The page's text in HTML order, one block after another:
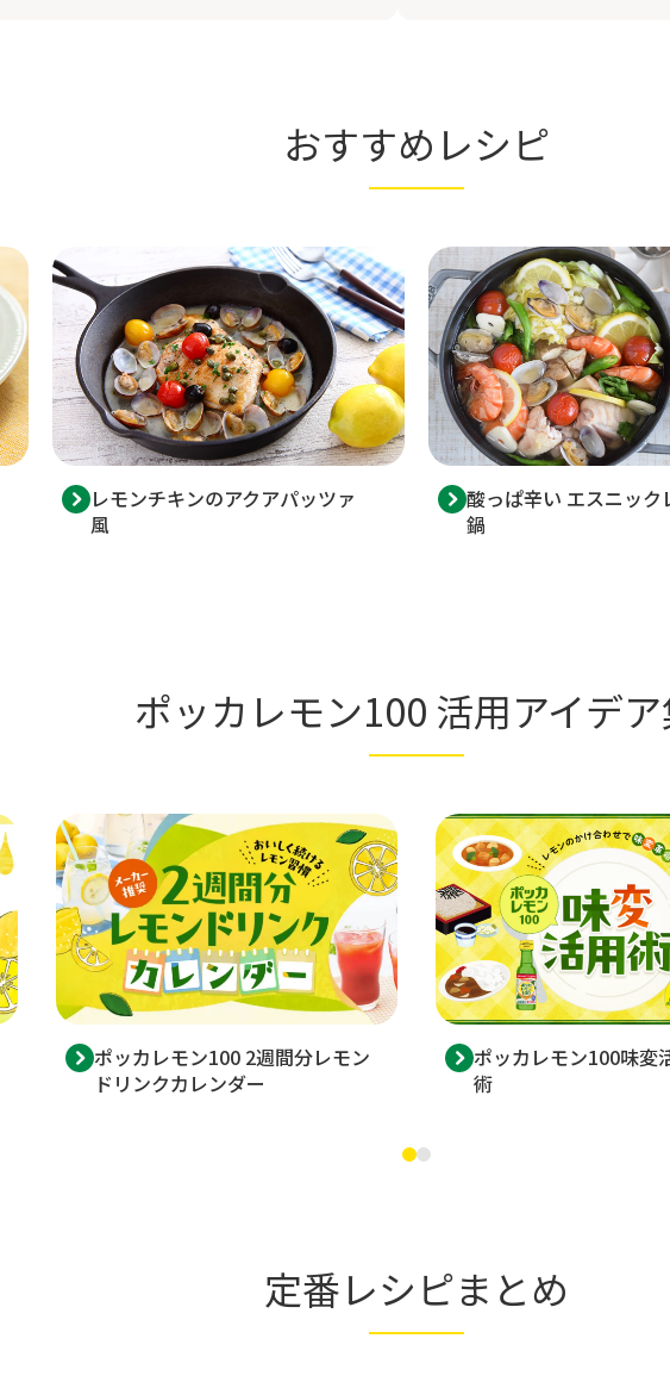
おすすめレシピ
レモンチキンのアクアパッツァ
風
酸っぱ辛い エスニック
鍋
ポッカレモン100 活用アイデ
ポッカレモン100 2週間分レモン
ドリンクカレンダー
ポッカレモン100味変
術
定番レシピまとめ